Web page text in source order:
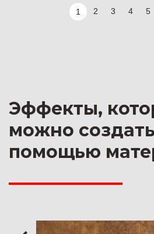
1 2 3 4 5
Эффекты,
можно
помощью